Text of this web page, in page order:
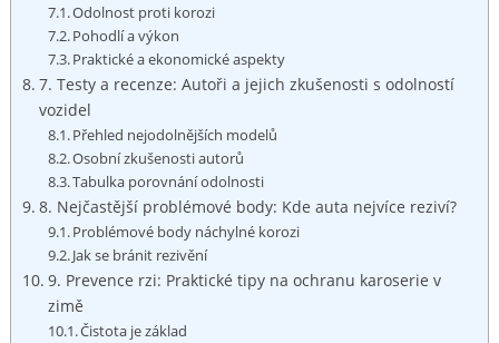
Odolnost proti korozi
Pohodlí a výkon
Praktické a ekonomické aspekty
7. Testy a recenze: Autoři a jejich zkušenosti s odolností
vozidel
Přehled nejodolnějších modelů
Osobní zkušenosti autorů
Tabulka porovnání odolnosti
8. Nejčastější problémové body: Kde auta nejvíce reziví?
Problémové body náchylné korozi
Jak se bránit rezivění
9. Prevence rzi: Praktické tipy na ochranu karoserie v
zimě
Čistota je základ